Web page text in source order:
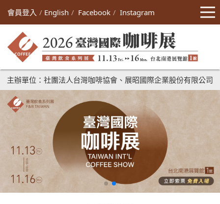
會員登入 English Facebook Instagram
主辦單位：社團法人台灣咖啡協會、展昭國際企業股份有限公司